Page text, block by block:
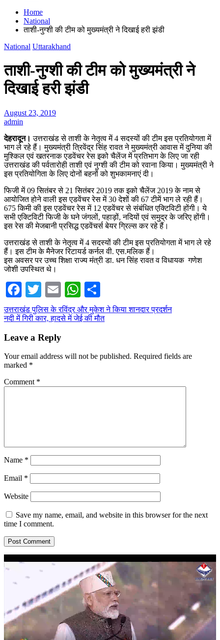
Home
National
ताशी-नुग्शी की टीम को मुख्यमंत्री ने दिखाई हरी झंडी
National Uttarakhand
ताशी-नुग्शी की टीम को मुख्यमंत्री ने
दिखाई हरी झंडी
August 23, 2019
admin
देहरादून। उत्तराखंड से ताशी के नेतृत्व में 4 सदस्यों की टीम इस प्रतियोगता में
भाग ले रहे हैं। मुख्यमंत्री त्रिवेंद्र सिंह रावत ने मुख्यमंत्री आवास में दुनिया की
मुश्किल एवं खतरनाक एडवेंचर रेस इको चैलेंज में प्रतिभाग के लिए जा रही
उत्तराखंड की पर्वतारोही ताशी एवं नुग्शी की टीम को रवाना किया। मुख्यमंत्री ने
इस प्रतियोगिता के लिए दोनों बहनों को शुभकामनाएं दी।
फिजी में 09 सितंबर से 21 सितंबर 2019 तक इको चैलेंज 2019 के नाम से
आयोजित होने वाली इस एडवेंचर रेस में 30 देशों की 67 टीमें भाग ले रही हैं।
675 किमी की इस एडवेंचर रेस में 12 एडवेंचर से संबंधित एक्टिविटी होंगी। ये
सभी एक्टिविटी फिजी के घने जंगलों, पहाड़ों, नदियों एवं समुद्र के जरिए होंगी।
इस रेस की मेजबानी प्रसिद्ध एडवेंचर्स बेयर ग्रिल्स कर रहे हैं।
उत्तराखंड से ताशी के नेतृत्व में 4 सदस्यों की टीम इस प्रतियोगता में भाग ले रहे
हैं। इस टीम के मैनेजर रिटायर्ड कर्नल वी. एस.मलिक हैं।
इस अवसर पर उच्च शिक्षा राज्य मंत्री डा. धन सिंह रावत व विधायक गणेश
जोशी उपस्थित थे।
Facebook
TwitterEmailWhatsApp
Post
navigation
उत्तराखंड पुलिस के रविंद्र और मुकेश ने किया शानदार प्रदर्शन
नदी में गिरी कार, हादसे में जेई की मौत
Leave a Reply
Your email address will not be published. Required fields are
marked *
Comment *
Name *
Email *
Website
Save my name, email, and website in this browser for the next
time I comment.